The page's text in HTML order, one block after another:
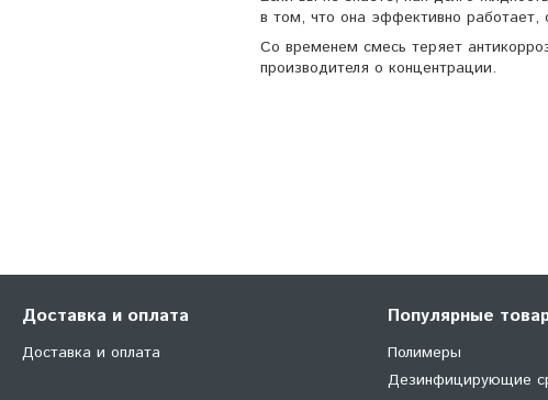
в том, что она эффективно работает,
Со временем смесь теряет
производителя о концентрации.
Доставка и оплата
Доставка и оплата
Популярные
Полимеры
Дезинфицирующие